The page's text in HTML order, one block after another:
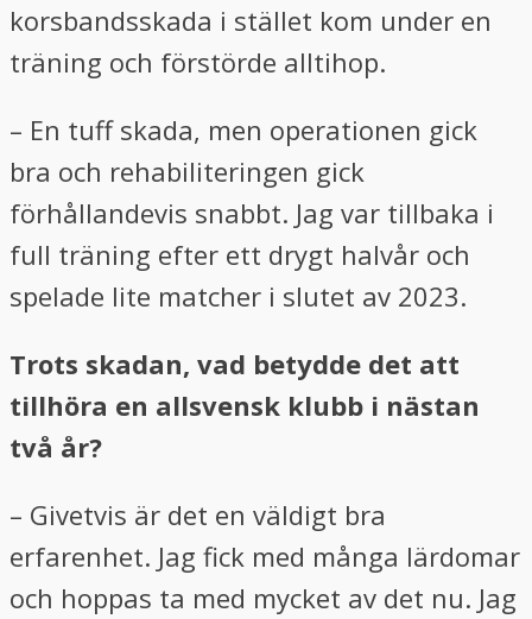
korsbandsskada i stället kom under en
träning och förstörde alltihop.
– En tuff skada, men operationen gick
bra och rehabiliteringen gick
förhållandevis snabbt. Jag var tillbaka i
full träning efter ett drygt halvår och
spelade lite matcher i slutet av 2023.
Trots skadan, vad betydde det att
tillhöra en allsvensk klubb i nästan
två år?
– Givetvis är det en väldigt bra
erfarenhet. Jag fick med många lärdomar
och hoppas ta med mycket av det nu. Jag